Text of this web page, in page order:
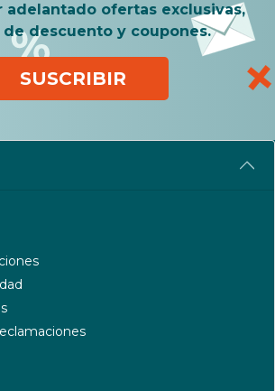
adelantado ofertas exclusivas,
descuento y coupones.
SUSCRIBIR